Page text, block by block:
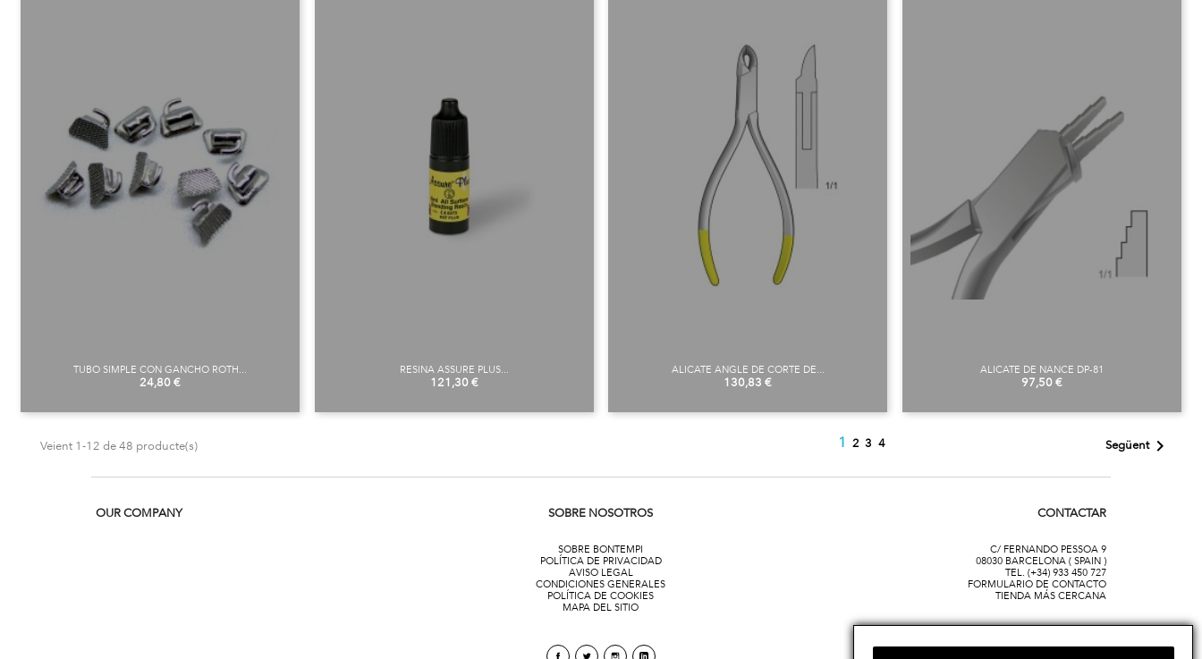
TUBO SIMPLE CON GANCHO ROTH...
Preu
24,80 €
RESINA ASSURE PLUS...
Preu
121,30 €
ALICATE ANGLE DE CORTE DE...
Preu
130,83 €
ALICATE DE NANCE DP-81
Preu
97,50 €
Veient 1-12 de 48 producte(s) 123 4 Següent
OUR COMPANY SOBRE NOSOTROS
SOBRE BONTEMPI
POLÍTICA DE PRIVACIDAD
AVISO LEGAL
CONDICIONES GENERALES
POLÍTICA DE COOKIES
MAPA DEL SITIO
CONTACTAR
C/ FERNANDO PESSOA 9
08030 BARCELONA ( SPAIN )
TEL. (+34) 933 450 727
FORMULARIO DE CONTACTO
TIENDA MÁS CERCANA
FacebookTwitterInstagramlinkedin